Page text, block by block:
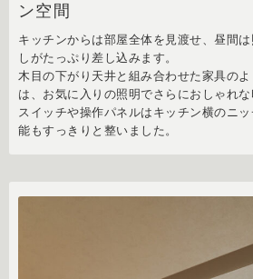
ン空間
キッチンからは部屋全体を見渡せ、昼間
しがたっぷり差し込みます。
木目の下がり天井と組み合わせた家具の
は、お気に入りの照明でさらにおしゃれな
スイッチや操作パネルはキッチン横のニ
能もすっきりと整いました。